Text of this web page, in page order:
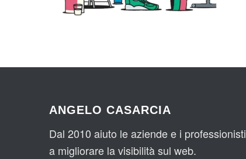
ANGELO CASARCIA
Dal 2010 aiuto le aziende e i professionisti
a migliorare la visibilità sul web.